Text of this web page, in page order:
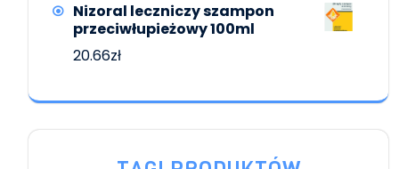
Nizoral leczniczy szampon
przeciwłupieżowy 100ml
20.66zł